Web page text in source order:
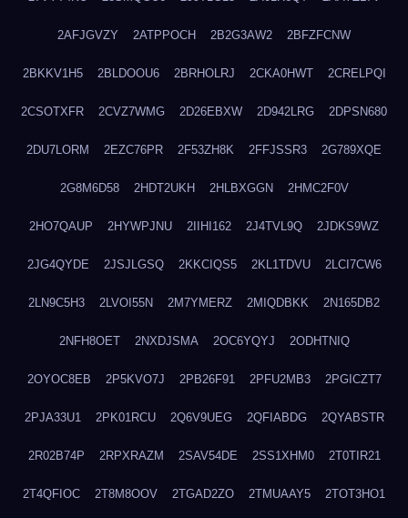
2AFJGVZY 2ATPPOCH 2B2G3AW2 2BFZFCNW
2BKKV1H5 2BLDOOU6 2BRHOLRJ 2CKA0HWT 2CRELPQI
2CSOTXFR 2CVZ7WMG 2D26EBXW 2D942LRG 2DPSN680
2DU7LORM 2EZC76PR 2F53ZH8K 2FFJSSR3 2G789XQE
2G8M6D58 2HDT2UKH 2HLBXGGN 2HMC2F0V
2HO7QAUP 2HYWPJNU 2IIHI162 2J4TVL9Q 2JDKS9WZ
2JG4QYDE 2JSJLGSQ 2KKCIQS5 2KL1TDVU 2LCI7CW6
2LN9C5H3 2LVOI55N 2M7YMERZ 2MIQDBKK 2N165DB2
2NFH8OET 2NXDJSMA 2OC6YQYJ 2ODHTNIQ
2OYOC8EB 2P5KVO7J 2PB26F91 2PFU2MB3 2PGICZT7
2PJA33U1 2PK01RCU 2Q6V9UEG 2QFIABDG 2QYABSTR
2R02B74P 2RPXRAZM 2SAV54DE 2SS1XHM0 2T0TIR21
2T4QFIOC 2T8M8OOV 2TGAD2ZO 2TMUAAY5 2TOT3HO1